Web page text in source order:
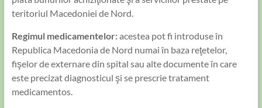
teritoriul Macedoniei de Nord.
Regimul medicamentelor:acestea pot fi introduse în
Republica Macedonia de Nord numai în baza reţetelor,
fişelor de externare din spital sau alte documente în care
este precizat diagnosticul şi se prescrie tratament
medicamentos.